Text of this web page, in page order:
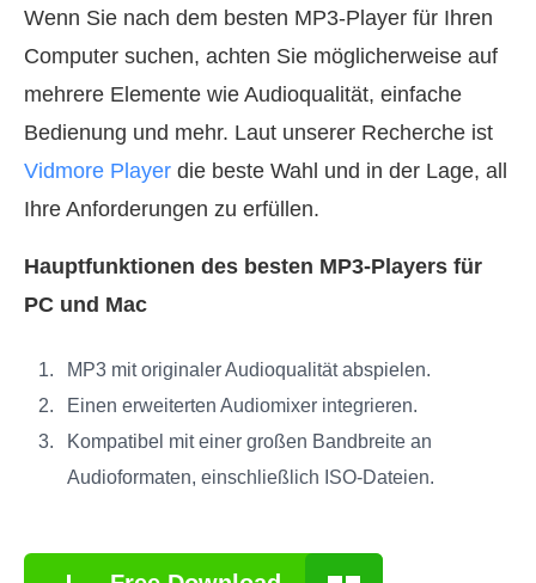
Wenn Sie nach dem besten MP3-Player für Ihren
Computer suchen, achten Sie möglicherweise auf
mehrere Elemente wie Audioqualität, einfache
Bedienung und mehr. Laut unserer Recherche ist
Vidmore Player die beste Wahl und in der Lage, all
Ihre Anforderungen zu erfüllen.
Hauptfunktionen des besten MP3-Players für
PC und Mac
MP3 mit originaler Audioqualität abspielen.
Einen erweiterten Audiomixer integrieren.
Kompatibel mit einer großen Bandbreite an
Audioformaten, einschließlich ISO-Dateien.